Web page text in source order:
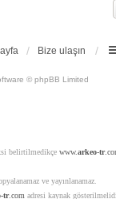
Bize ulaşın
© phpBB Limited
belirtilmedikçe www.arkeo-tr
ve yayınlanamaz.
tr.com adresi kaynak